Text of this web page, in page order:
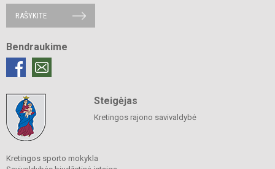
RAŠYKITE
Bendraukime
Steigėjas
Kretingos rajono savivaldybė
Kretingos sporto mokykla